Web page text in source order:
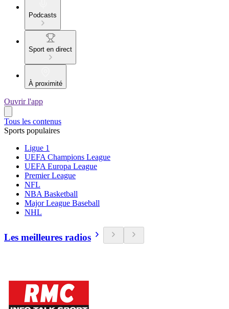
Podcasts
Sport en direct
À proximité
Ouvrir l'app
Tous les contenus
Sports populaires
Ligue 1
UEFA Champions League
UEFA Europa League
Premier League
NFL
NBA Basketball
Major League Baseball
NHL
Les meilleures radios